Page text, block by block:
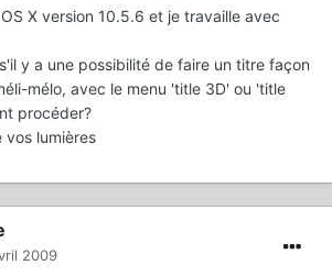
X version 10.5.6 et je travaille avec
y a une possibilité de faire un titre façon
mélo, avec le menu 'title 3D' ou 'title
procéder?
vos lumières
2009